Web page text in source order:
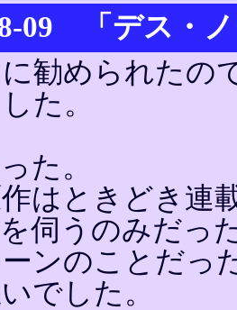
09 「デス・
勧められたの
た。
た。
はときどき連
伺うのみだっ
ンのことだっ
でした。